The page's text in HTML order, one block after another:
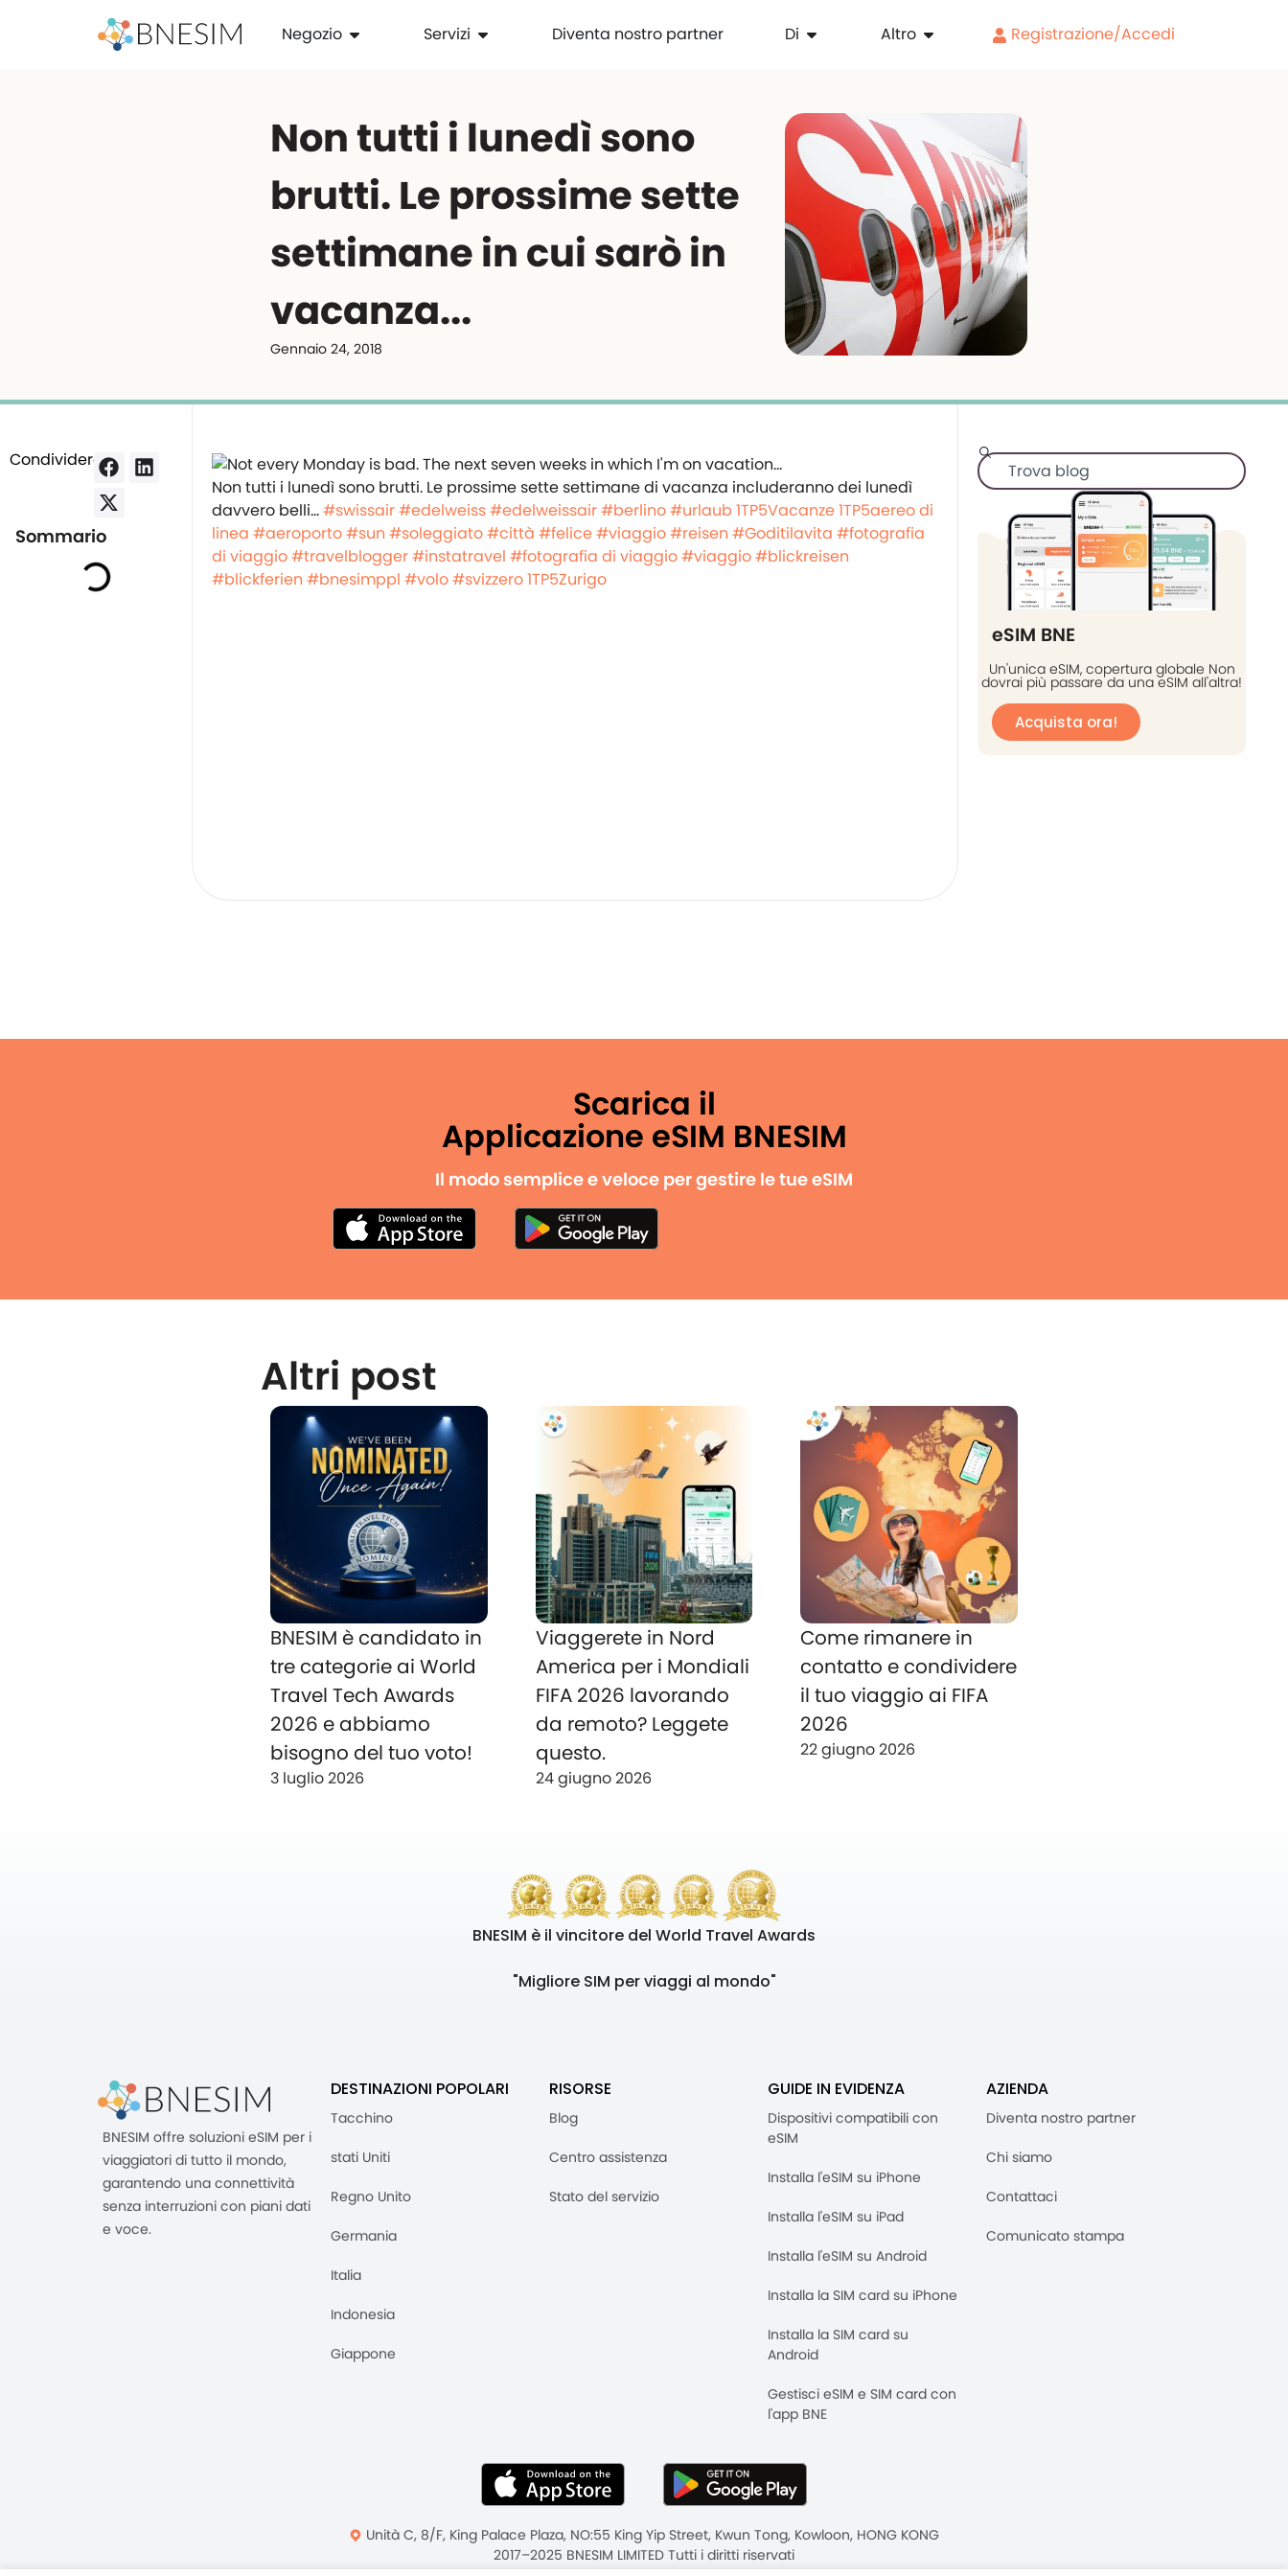
Negozio Servizi Diventa nostro partner Di Altro Registrazione/Accedi
Non tutti i lunedì sono
brutti. Le prossime sette
settimane in cui sarò in
vacanza...
Gennaio 24, 2018
Condividere:
Sommario
Non tutti i lunedì sono brutti. Le prossime sette settimane di vacanza includeranno dei lunedì
davvero belli...#swissair#edelweiss#edelweissair#berlino#urlaub 1TP5Vacanze1TP5aereo di
linea #aeroporto#sun #soleggiato#città #felice#viaggio#reisen #Goditilavita #fotografia
di viaggio#travelblogger#instatravel #fotografia di viaggio#viaggio#blickreisen
#blickferien #bnesimppl #volo#svizzero1TP5Zurigo
eSIM BNE
Un'unica eSIM, copertura globale Non
dovrai più passare da una eSIM all'altra!
Acquista ora!
Scarica il
Applicazione eSIM BNESIM
Il modo semplice e veloce per gestire le tue eSIM
Altri post
BNESIM è candidato in
tre categorie ai World
Travel Tech Awards
2026 e abbiamo
bisogno del tuo voto!
3 luglio 2026
Viaggerete in Nord
America per i Mondiali
FIFA 2026 lavorando
da remoto? Leggete
questo.
24 giugno 2026
Come rimanere in
contatto e condividere
il tuo viaggio ai FIFA
2026
22 giugno 2026
BNESIM è il vincitore del World Travel Awards
"Migliore SIM per viaggi al mondo"
BNESIM offre soluzioni eSIM per i
viaggiatori di tutto il mondo,
garantendo una connettività
senza interruzioni con piani dati
e voce.
DESTINAZIONI POPOLARI
Tacchino
stati Uniti
Regno Unito
Germania
Italia
Indonesia
Giappone
RISORSE
Blog
Centro assistenza
Stato del servizio
GUIDE IN EVIDENZA
Dispositivi compatibili con
eSIM
Installa l'eSIM su iPhone
Installa l'eSIM su iPad
Installa l'eSIM su Android
Installa la SIM card su iPhone
Installa la SIM card su
Android
Gestisci eSIM e SIM card con
l'app BNE
AZIENDA
Diventa nostro partner
Chi siamo
Contattaci
Comunicato stampa
Unità C, 8/F, King Palace Plaza, NO:55 King Yip Street, Kwun Tong, Kowloon, HONG KONG
2017–2025 BNESIM LIMITED Tutti i diritti riservati